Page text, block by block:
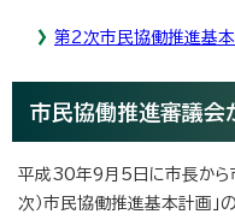
第2次市民協働推進基
市民協働推進審議会
平成30年9月5日に市長から
次）市民協働推進基本計画」